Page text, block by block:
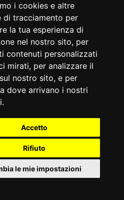
i cookies e altre
di tracciamento per
la tua esperienza di
nel nostro sito, per
contenuti personalizzati
mirati, per analizzare il
nostro sito, e per
dove arrivano i nostri
Accetto
Rifiuto
le mie impostazioni
ETEC MINDS
Cookie